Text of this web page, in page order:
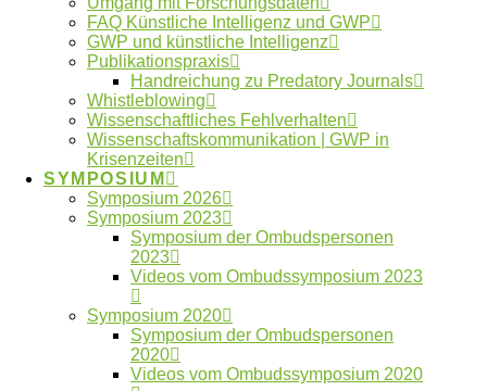
FAQ Künstliche Intelligenz und GWP
GWP und künstliche Intelligenz
Publikationspraxis
Handreichung zu Predatory Journals
Whistleblowing
Wissenschaftliches Fehlverhalten
Wissenschaftskommunikation | GWP in
Krisenzeiten
SYMPOSIUM
Symposium 2026
Symposium 2023
Symposium der Ombudspersonen
2023
Videos vom Ombudssymposium 2023
Symposium 2020
Symposium der Ombudspersonen
2020
Videos vom Ombudssymposium 2020
Fehlverhalten Forschungsdaten
Forschungsethik gute Betreuung GWP
Künstliche Intelligenz
Ombudsgremium
Ombudsverfahren
Ombudswesen Plagiate
Publikationspraxis Verlage Vertraulichkeit
Whistleblower
Neueste Artikel
Beitrag im Laborjournal zur Fehlerkultur in der